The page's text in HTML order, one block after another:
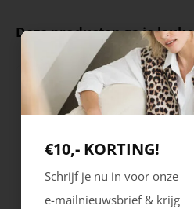
Deze producten ga je leuk
€10,- KORTING!
Schrijf je nu in voor onze
e-mailnieuwsbrief & krijg